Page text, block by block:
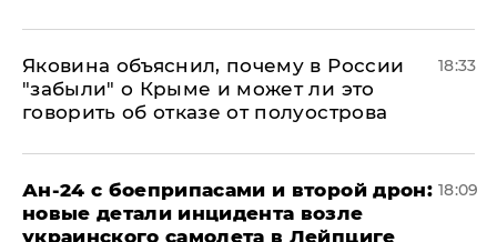
Яковина объяснил, почему в России
"забыли" о Крыме и может ли это
говорить об отказе от полуострова
18:33
Ан-24 с боеприпасами и второй дрон:
новые детали инцидента возле
украинского самолета в Лейпциге
18:09